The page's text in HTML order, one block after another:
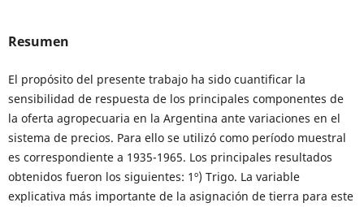
Resumen
El propósito del presente trabajo ha sido cuantificar la
sensibilidad de respuesta de los principales componentes de
la oferta agropecuaria en la Argentina ante variaciones en el
sistema de precios. Para ello se utilizó como período muestral
es correspondiente a 1935-1965. Los principales resultados
obtenidos fueron los siguientes: 1º) Trigo. La variable
explicativa más importante de la asignación de tierra para este